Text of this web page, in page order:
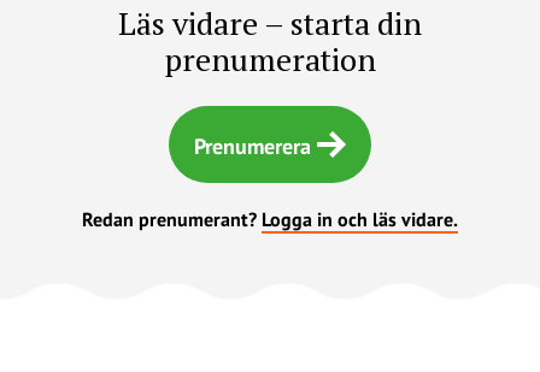
Läs vidare – starta din
prenumeration
Prenumerera
Redan prenumerant? Logga in och läs vidare.